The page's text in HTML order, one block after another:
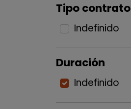
Tipo contrato
Indefinido
Duración
Indefinido